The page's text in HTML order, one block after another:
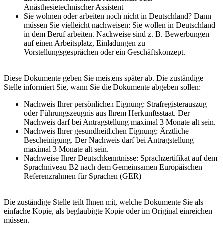
Anästhesietechnischer Assistent
Sie wohnen oder arbeiten noch nicht in Deutschland? Dann
müssen Sie vielleicht nachweisen: Sie wollen in Deutschland
in dem Beruf arbeiten. Nachweise sind z. B. Bewerbungen
auf einen Arbeitsplatz, Einladungen zu
Vorstellungsgesprächen oder ein Geschäftskonzept.
Diese Dokumente geben Sie meistens später ab. Die zuständige
Stelle informiert Sie, wann Sie die Dokumente abgeben sollen:
Nachweis Ihrer persönlichen Eignung: Strafregisterauszug
oder Führungszeugnis aus Ihrem Herkunftsstaat. Der
Nachweis darf bei Antragstellung maximal 3 Monate alt sein.
Nachweis Ihrer gesundheitlichen Eignung: Ärztliche
Bescheinigung. Der Nachweis darf bei Antragstellung
maximal 3 Monate alt sein.
Nachweise Ihrer Deutschkenntnisse: Sprachzertifikat auf dem
Sprachniveau B2 nach dem Gemeinsamen Europäischen
Referenzrahmen für Sprachen (GER)
Die zuständige Stelle teilt Ihnen mit, welche Dokumente Sie als
einfache Kopie, als beglaubigte Kopie oder im Original einreichen
müssen.